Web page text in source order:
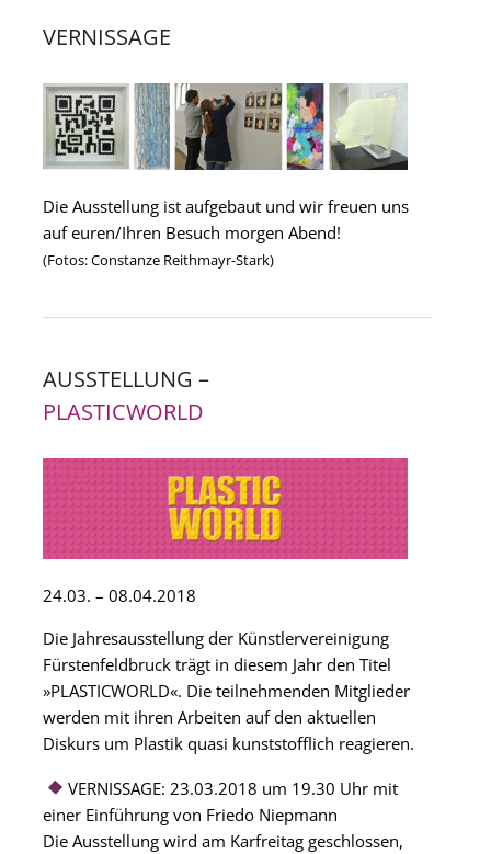
VERNISSAGE
Die Ausstellung ist aufgebaut und wir freuen uns
auf euren/Ihren Besuch morgen Abend!
(Fotos: Constanze Reithmayr-Stark)
AUSSTELLUNG –
PLASTICWORLD
24.03. – 08.04.2018
Die Jahresausstellung der Künstlervereinigung
Fürstenfeldbruck trägt in diesem Jahr den Titel
»PLASTICWORLD«. Die teilnehmenden Mitglieder
werden mit ihren Arbeiten auf den aktuellen
Diskurs um Plastik quasi kunststofflich reagieren.
VERNISSAGE: 23.03.2018 um 19.30 Uhr mit
einer Einführung von Friedo Niepmann
Die Ausstellung wird am Karfreitag geschlossen,